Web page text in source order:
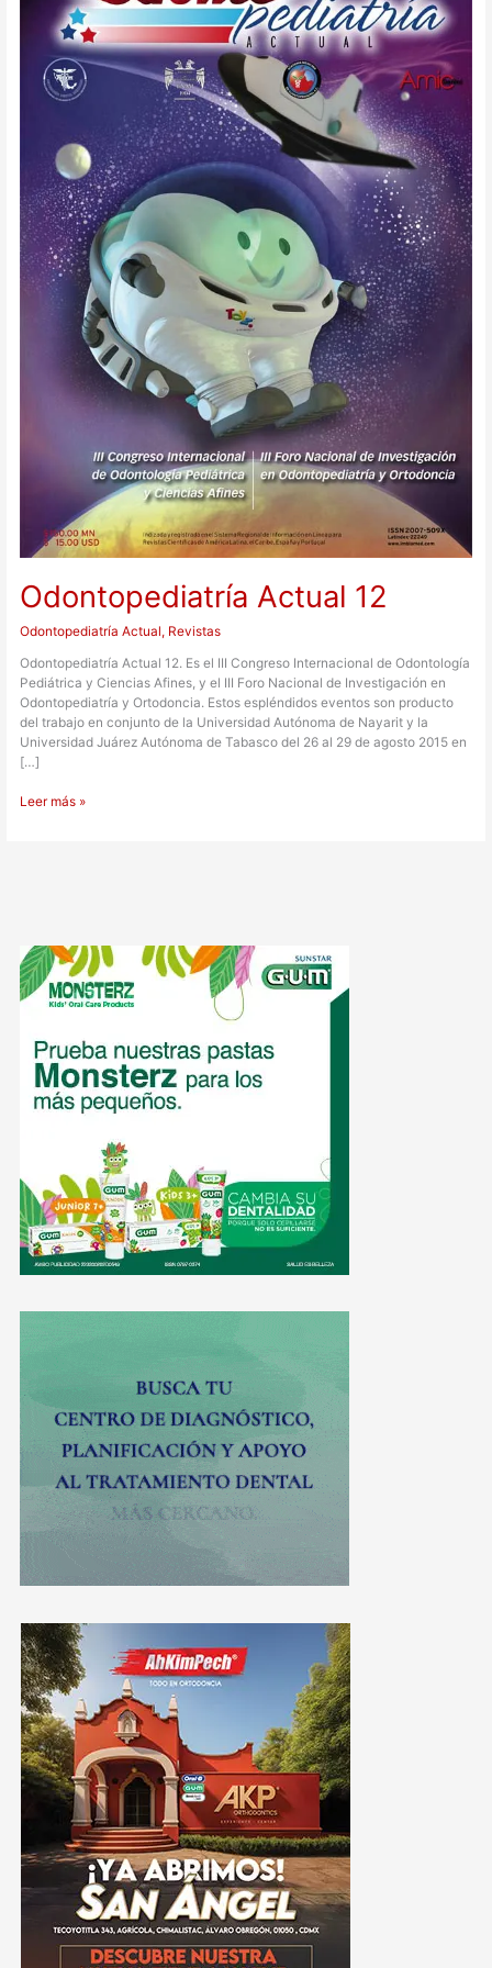
Odontopediatría Actual 12
Odontopediatría Actual, Revistas
Odontopediatría Actual 12. Es el III Congreso Internacional de Odontología
Pediátrica y Ciencias Afines, y el III Foro Nacional de Investigación en
Odontopediatría y Ortodoncia. Estos espléndidos eventos son producto
del trabajo en conjunto de la Universidad Autónoma de Nayarit y la
Universidad Juárez Autónoma de Tabasco del 26 al 29 de agosto 2015 en
[…]
Leer más »